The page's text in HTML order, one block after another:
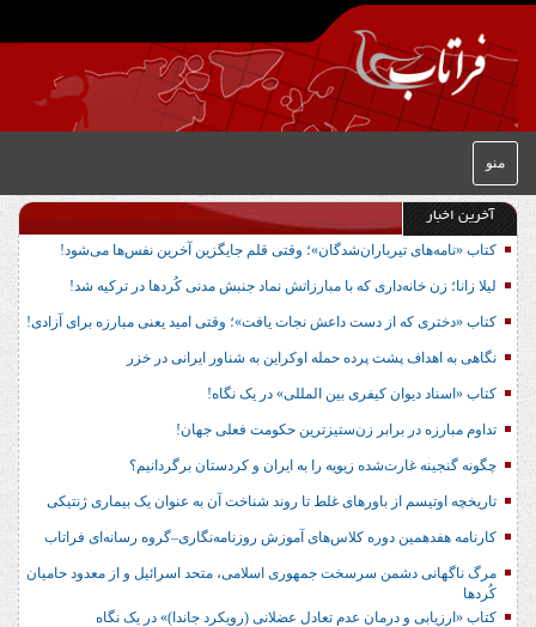
منو
آخرین اخبار
کتاب «نامه‌های تیرباران‌شدگان»؛ وقتی قلم جایگزین آخرین نفس‌ها می‌شود!
لیلا زانا؛ زن خانه‌داری که با مبارزاتش نماد جنبش مدنی کُردها در ترکیه شد!
کتاب «دختری که از دست داعش نجات یافت»؛ وقتی امید یعنی مبارزه برای آزادی!
نگاهی به اهداف پشت پرده حمله اوکراین به شناور ایرانی در خزر
کتاب «اسناد دیوان کیفری بین المللی» در یک نگاه!
تداوم مبارزه در برابر زن‌ستیزترین حکومت فعلی جهان!
چگونه گنجینه غارت‌شده زیویه را به ایران و کردستان برگردانیم؟
تاریخچه اوتیسم از باورهای غلط تا روند شناخت آن به عنوان یک بیماری ژنتیکی
کارنامه هفدهمین دوره کلاس‌های آموزش روزنامه‌نگاری–گروه رسانه‌ای فراتاب
مرگ ناگهانی دشمن سرسخت جمهوری اسلامی، متحد اسرائیل و از معدود حامیان
کُردها
کتاب «ارزیابی و درمان عدم تعادل عضلانی (رویکرد جاندا)» در یک نگاه